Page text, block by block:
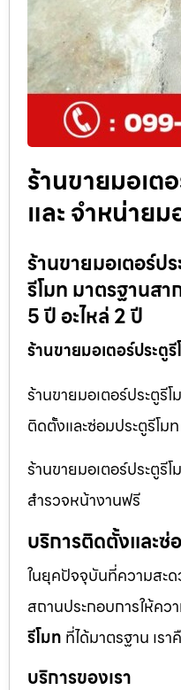
ร้านขายมอเต
และ จำหน่าย
ร้านขายมอเตอร์ป
รีโมท มาตรฐานส
5 ปี อะไหล่ 2 ปี
ร้านขายมอเตอร์ประตู
ร้านขายมอเตอร์ประตูรี
ติดตั้งและซ่อมประตูรีโ
ร้านขายมอเตอร์ประตูรี
สำรวจหน้างานฟรี
บริการติดตั้งและซ่
ในยุคปัจจุบันที่ความสะด
สถานประกอบการให้ค
รีโมท ที่ได้มาตรฐาน เ
บริการของเรา